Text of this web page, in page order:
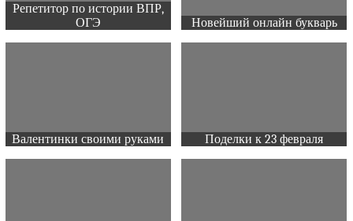
Репетитор по истории ВПР,
ОГЭ
Новейший онлайн букварь
Валентинки своими руками Поделки к 23 февраля